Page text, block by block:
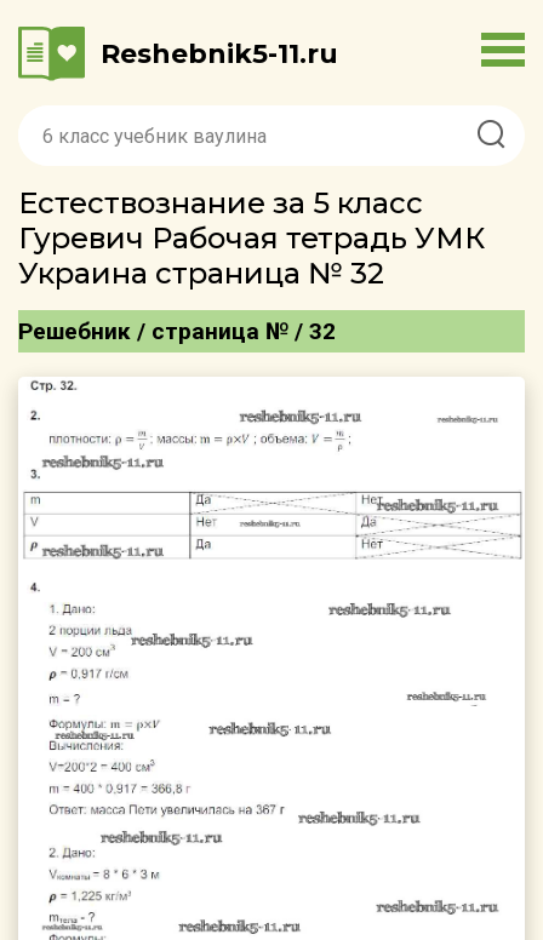
Reshebnik5-11.ru
Естествознание за 5 класс
Гуревич Рабочая тетрадь УМК
Украина страница № 32
Решебник / страница № / 32